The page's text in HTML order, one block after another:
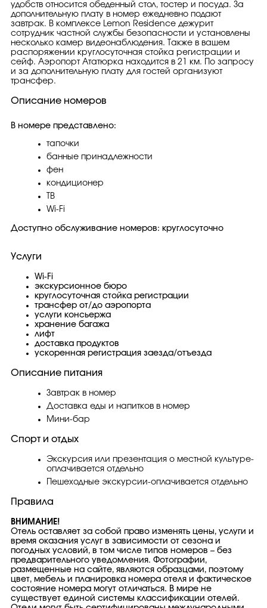
удобств относится обеденный стол, тостер и посуда. За
дополнительную плату в номер ежедневно подают
завтрак. В комплексе Lemon Residence дежурит
сотрудник частной службы безопасности и установлены
несколько камер видеонаблюдения. Также в вашем
распоряжении круглосуточная стойка регистрации и
сейф. Аэропорт Ататюрка находится в 21 км. По запросу
и за дополнительную плату для гостей организуют
трансфер.
Описание номеров
В номере представлено:
тапочки
банные принадлежности
фен
кондиционер
ТВ
Wi-Fi
Доступно обслуживание номеров: круглосуточно
Услуги
Wi-Fi
экскурсионное бюро
круглосуточная стойка регистрации
трансфер от/до аэропорта
услуги консьержа
хранение багажа
лифт
доставка продуктов
ускоренная регистрация заезда/отъезда
Описание питания
Завтрак в номер
Доставка еды и напитков в номер
Мини-бар
Спорт и отдых
Экскурсия или презентация о местной культуре-
оплачивается отдельно
Пешеходные экскурсии-оплачивается отдельно
Правила
ВНИМАНИЕ!
Отель оставляет за собой право изменять цены, услуги и
время оказания услуг в зависимости от сезона и
погодных условий, в том числе типов номеров – без
предварительного уведомления. Фотографии,
размещенные на сайте, являются образцами, поэтому
цвет, мебель и планировка номера отеля и фактическое
состояние номера могут отличаться. В мире не
существует единой системы классификации отелей.